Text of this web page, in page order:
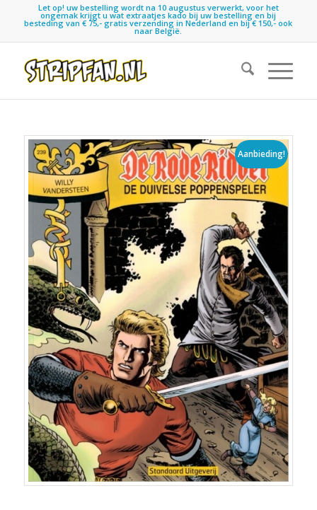
Let op! uw bestelling wordt na 10 augustus verwerkt, voor het
ongemak krijgt u wat extraatjes kado bij uw bestelling en bij
besteding van € 75,- gratis verzending in Nederland en bij € 150,- ook
naar België.
Aanbieding!